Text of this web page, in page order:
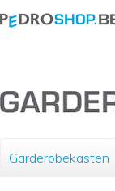
Garderobekasten